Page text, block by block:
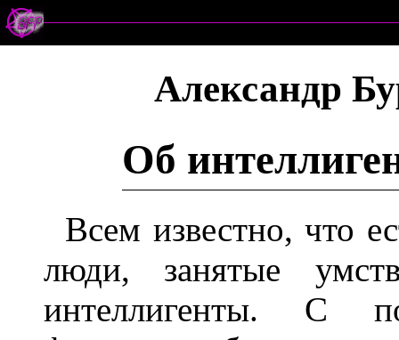
Александр
Об
Всем известно, что
люди, занятые
интеллигенты. С